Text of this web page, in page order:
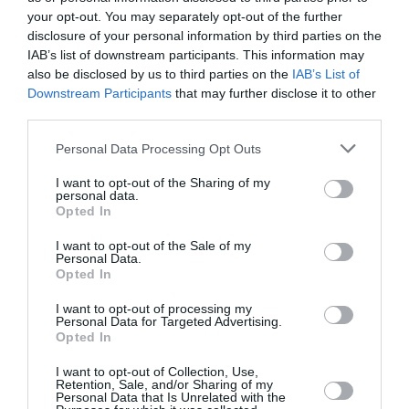
your opt-out. You may separately opt-out of the further
disclosure of your personal information by third parties on the
IAB’s list of downstream participants. This information may
also be disclosed by us to third parties on the IAB’s List of
Downstream Participants that may further disclose it to other
Personal Data Processing Opt Outs
I want to opt-out of the Sharing of my
personal data.
Opted In
I want to opt-out of the Sale of my
Personal Data.
Opted In
I want to opt-out of processing my
Personal Data for Targeted Advertising.
Opted In
I want to opt-out of Collection, Use,
Retention, Sale, and/or Sharing of my
Personal Data that Is Unrelated with the
Ακολουθήστε το Culturenow.gr
Σχετικά Άρθρα
«Απομακρυσμένα
Βουνά και Ποτάμια:
Πνευματική
Πατρίδα»:
τον φακό του
Νικόλαου Τομπάζη:
Έκθεση στο